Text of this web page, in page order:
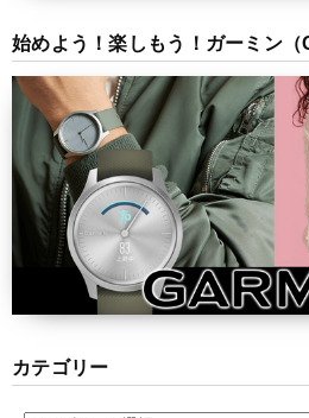
始めよう！楽しもう！ガーミン
カテゴリー